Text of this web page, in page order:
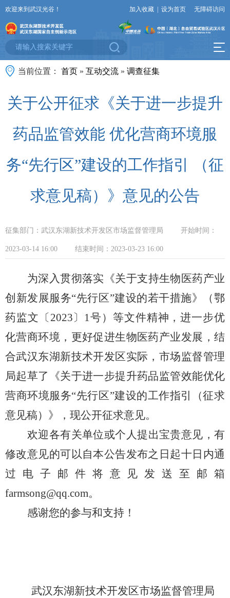
欢迎来到武汉光谷！ 加入收藏 设为首页 无障碍访问
当前位置： 首页 » 互动交流 » 调查征集
关于公开征求《关于进一步提升
药品监管效能 优化营商环境服
务“先行区”建设的工作指引 （征
求意见稿）》意见的公告
征集部门：武汉东湖新技术开发区市场监督管理局 开始时间：
2023-03-14 16:00 结束时间：2023-03-23 16:00
为深入贯彻落实《关于支持生物医药产业
创新发展服务“先行区”建设的若干措施》（鄂
药监文〔 2023〕 1号）等文件精神，进一步优
化营商环境，更好促进生物医药产业发展，结
合武汉东湖新技术开发区实际，市场监督管理
局起草了《关于进一步提升药品监管效能优化
营商环境服务“先行区”建设的工作指引（征求
意见稿）》，现公开征求意见。
欢迎各有关单位或个人提出宝贵意见，有
修改意见的可以自本公告发布之日起十日内通
过电子邮件将意见发送至邮箱
farmsong@qq.com。
感谢您的参与和支持！
武汉东湖新技术开发区市场监督管理局